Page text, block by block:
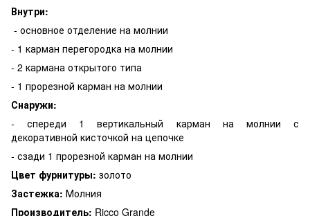
Внутри:
- основное отделение на молнии
- 1 карман перегородка на молнии
- 2 кармана открытого типа
- 1 прорезной карман на молнии
Снаружи:
- спереди 1 вертикальный карман на молнии с
декоративной кисточкой на цепочке
- сзади 1 прорезной карман на молнии
Цвет фурнитуры: золото
Застежка: Молния
Производитель: Ricco Grande